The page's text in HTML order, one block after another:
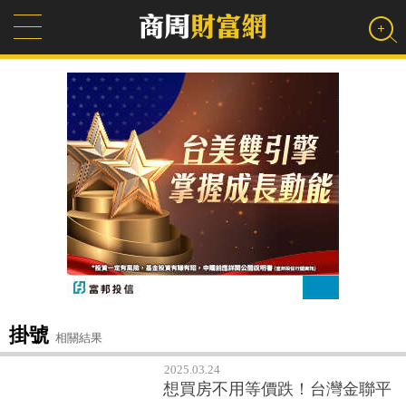
掛號 相關結果
2025.03.24
想買房不用等價跌！台灣金聯平